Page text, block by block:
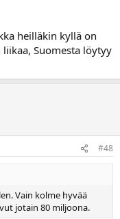
heilläkin kyllä on
Suomesta löytyy
#48
Vain kolme hyvää
jotain 80 miljoona.